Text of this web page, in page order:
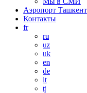
Аэропорт
Контакты
fr
ru
uz
uk
en
de
it
tj